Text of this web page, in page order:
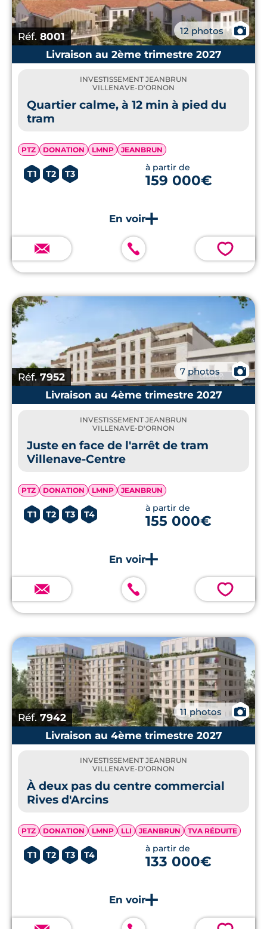
Réf. 8001 12 photos
📷
Livraison au 2ème trimestre 2027
INVESTISSEMENT JEANBRUN
VILLENAVE-D'ORNON
Quartier calme, à 12 min à pied du
tram
PTZ DONATION LMNP JEANBRUN
T1 T2 T3
à partir de
159 000€
💗
Réf.7952 7 photos
📷
Livraison au 4ème trimestre 2027
INVESTISSEMENT JEANBRUN
VILLENAVE-D'ORNON
Juste en face de l'arrêt de tram
Villenave-Centre
PTZ DONATION LMNP JEANBRUN
T1 T2 T3 T4
à partir de
155 000€
💗
Réf. 7942 11 photos
📷
Livraison au 4ème trimestre 2027
INVESTISSEMENT JEANBRUN
VILLENAVE-D'ORNON
À deux pas du centre commercial
Rives d'Arcins
PTZ DONATION LMNP LLI JEANBRUN TVA RÉDUITE
T1 T2 T3 T4
à partir de
133 000€